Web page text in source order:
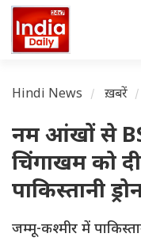
Hindi News ख़बरें
नम आंखों से
चिंगाखम को
पाकिस्तानी
जम्मू-कश्मीर में